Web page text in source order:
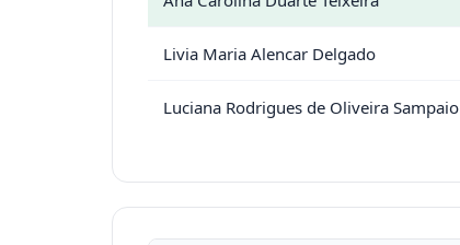
Livia Maria Alencar Delgado
Luciana Rodrigues de Oliveira Sampaio